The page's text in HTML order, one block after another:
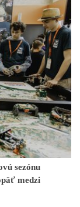
sezónu
medzi